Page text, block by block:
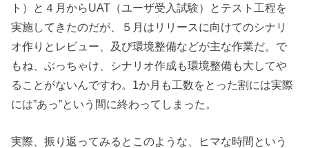
ト）と４月からUAT（ユーザ受入試験）とテスト工程を
実施してきたのだが、５月はリリースに向けてのシナリ
オ作りとレビュー、及び環境整備などが主な作業だ。で
もね、ぶっちゃけ、シナリオ作成も環境整備も大してや
ることがないんですわ。1か月も工数をとった割には実際
には”あっ”という間に終わってしまった。
実際、振り返ってみるとこのような、ヒマな時間という